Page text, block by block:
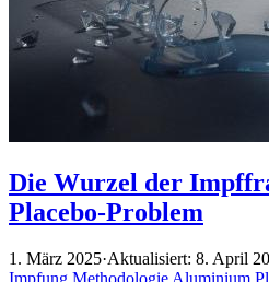
Die Wurzel der
Placebo-Problem
1. März 2025·Aktualisiert: 8. April